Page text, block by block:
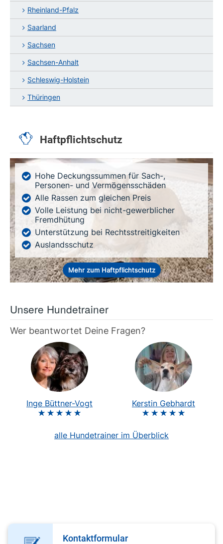
Rheinland-Pfalz
Saarland
Sachsen
Sachsen-Anhalt
Schleswig-Holstein
Thüringen
Haftpflichtschutz
Hohe Deckungssummen für Sach-,
Personen- und Vermögensschäden
Alle Rassen zum gleichen Preis
Volle Leistung bei nicht-gewerblicher
Fremdhütung
Unterstützung bei Rechtsstreitigkeiten
Auslandsschutz
Mehr zum Haftpflichtschutz
Unsere Hundetrainer
Wer beantwortet Deine Fragen?
Inge Büttner-Vogt Kerstin Gebhardt
alle Hundetrainer im Überblick
Kontaktformular